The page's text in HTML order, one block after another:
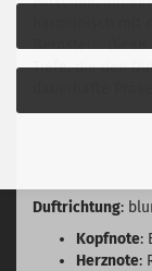
harmonisch mit
Bernstein.
Tiefe, die den
dauerhafte
Duftrichtung:
Kopfnote:
Herznote: